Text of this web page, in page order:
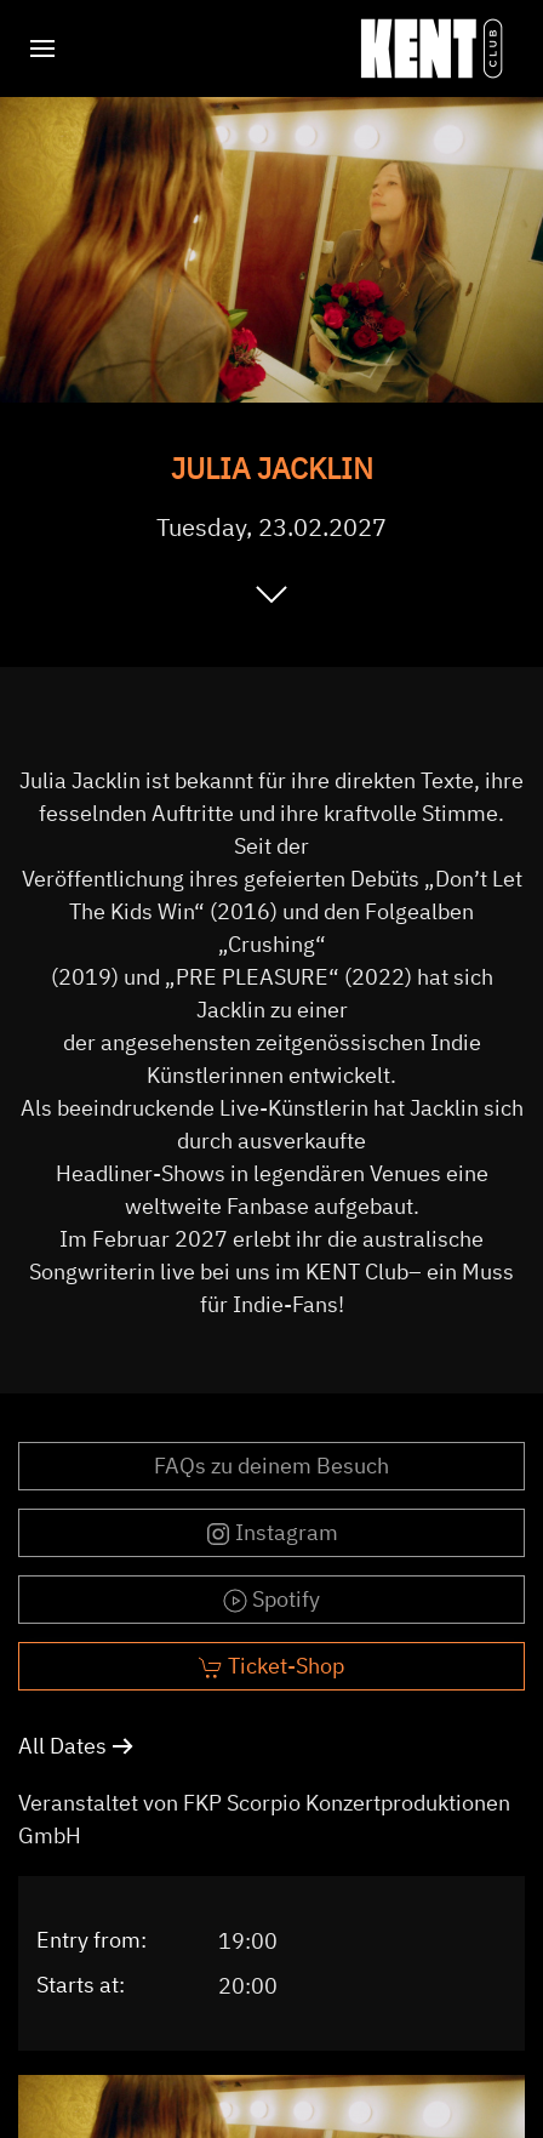
JULIA JACKLIN
Tuesday, 23.02.2027
Julia Jacklin ist bekannt für ihre direkten Texte, ihre
fesselnden Auftritte und ihre kraftvolle Stimme.
Seit der
Veröffentlichung ihres gefeierten Debüts „Don’t Let
The Kids Win“ (2016) und den Folgealben
„Crushing“
(2019) und „PRE PLEASURE“ (2022) hat sich
Jacklin zu einer
der angesehensten zeitgenössischen Indie
Künstlerinnen entwickelt.
Als beeindruckende Live-Künstlerin hat Jacklin sich
durch ausverkaufte
Headliner-Shows in legendären Venues eine
weltweite Fanbase aufgebaut.
Im Februar 2027 erlebt ihr die australische
Songwriterin live bei uns im KENT Club– ein Muss
für Indie-Fans!
FAQs zu deinem Besuch
Instagram
Spotify
Ticket-Shop
All Dates
Veranstaltet von FKP Scorpio Konzertproduktionen
GmbH
Entry from:
19:00
Starts at:
20:00